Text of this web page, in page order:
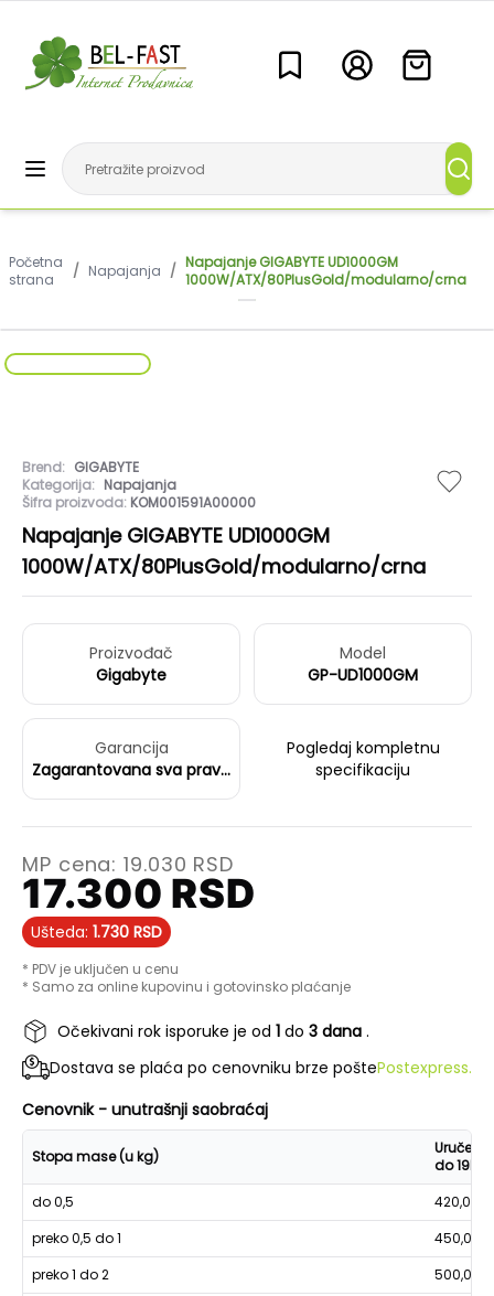
Početna
strana
/ Napajanja / Napajanje GIGABYTE UD1000GM
1000W/ATX/80PlusGold/modularno/crna
Brend: GIGABYTE
Kategorija: Napajanja
Šifra proizvoda: KOM001591A00000
Napajanje GIGABYTE UD1000GM
1000W/ATX/80PlusGold/modularno/crna
Proizvođač
Gigabyte
Model
GP-UD1000GM
Garancija
Zagarantovana sva prava
Pogledaj kompletnu
specifikaciju
MP cena:19.030 RSD
17.300 RSD
Ušteda: 1.730 RSD
* PDV je uključen u cenu
* Samo za online kupovinu i gotovinsko plaćanje
Očekivani rok isporuke je od 1 do 3 dana .
Dostava se plaća po cenovniku brze poštePostexpress.
Cenovnik - unutrašnji saobraćaj
Stopa mase (u kg)
Uručenje
do 19h
do 0,5
420,00
preko 0,5 do 1
450,00
preko 1 do 2
500,00